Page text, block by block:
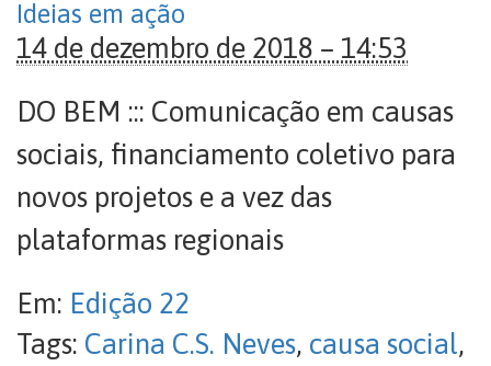
Ideias em ação
14 de dezembro de 2018 – 14:53
DO BEM ::: Comunicação em causas
sociais, financiamento coletivo para
novos projetos e a vez das
plataformas regionais
Em: Edição 22
Tags: Carina C.S. Neves, causa social,